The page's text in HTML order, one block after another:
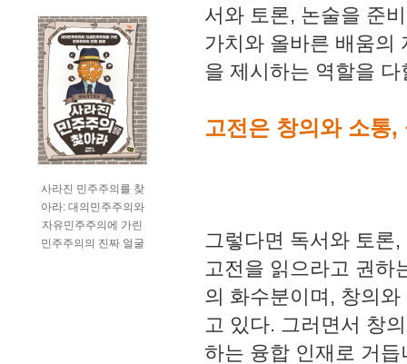
사라진 민주주의를 찾
아라: 대의민주주의와
자유민주주의에 가린
민주주의의 진짜 얼굴
서와 토론, 논술을 준
가치와 올바른 배움의
을 제시하는 역할을
고전은 창의와 소통,
그렇다면 독서와 토론
고전을 읽으라고 권하
의 화수분이며, 창의
고 있다. 그러면서 창
하는 융합 인재로 거